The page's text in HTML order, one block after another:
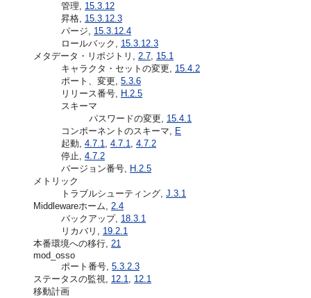
管理, 15.3.12
昇格, 15.3.12.3
パージ, 15.3.12.4
ロールバック, 15.3.12.3
メタデータ・リポジトリ, 2.7, 15.1
キャラクタ・セットの変更, 15.4.2
ポート、変更, 5.3.6
リリース番号, H.2.5
スキーマ
パスワードの変更, 15.4.1
コンポーネントのスキーマ, E
起動, 4.7.1, 4.7.1, 4.7.2
停止, 4.7.2
バージョン番号, H.2.5
メトリック
トラブルシューティング, J.3.1
Middlewareホーム, 2.4
バックアップ, 18.3.1
リカバリ, 19.2.1
本番環境への移行, 21
mod_osso
ポート番号, 5.3.2.3
ステータスの監視, 12.1, 12.1
移動計画